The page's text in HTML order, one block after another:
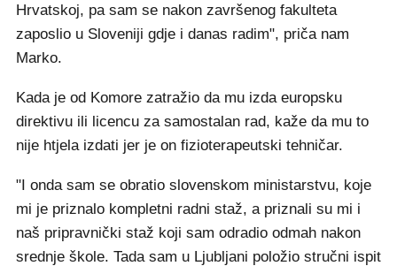
Hrvatskoj, pa sam se nakon završenog fakulteta
zaposlio u Sloveniji gdje i danas radim", priča nam
Marko.
Kada je od Komore zatražio da mu izda europsku
direktivu ili licencu za samostalan rad, kaže da mu to
nije htjela izdati jer je on fizioterapeutski tehničar.
"I onda sam se obratio slovenskom ministarstvu, koje
mi je priznalo kompletni radni staž, a priznali su mi i
naš pripravnički staž koji sam odradio odmah nakon
srednje škole. Tada sam u Ljubljani položio stručni ispit